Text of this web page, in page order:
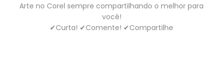
Arte no Corel sempre compartilhando o melhor para
você!
✔Curta! ✔Comente! ✔Compartilhe